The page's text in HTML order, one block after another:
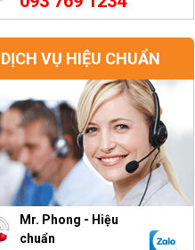
DỊCH VỤ HIỆU CHUẨN
Mr. Phong - Hiệu
chuẩn